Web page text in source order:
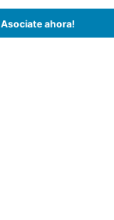
Asociate ahora!